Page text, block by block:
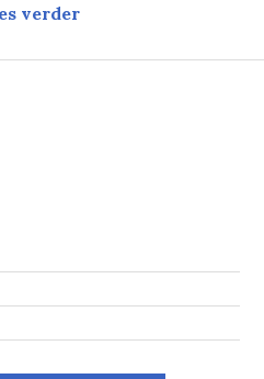
verderFresh ’n Rebel